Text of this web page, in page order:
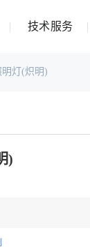
技术服务
灯(炽明)
)